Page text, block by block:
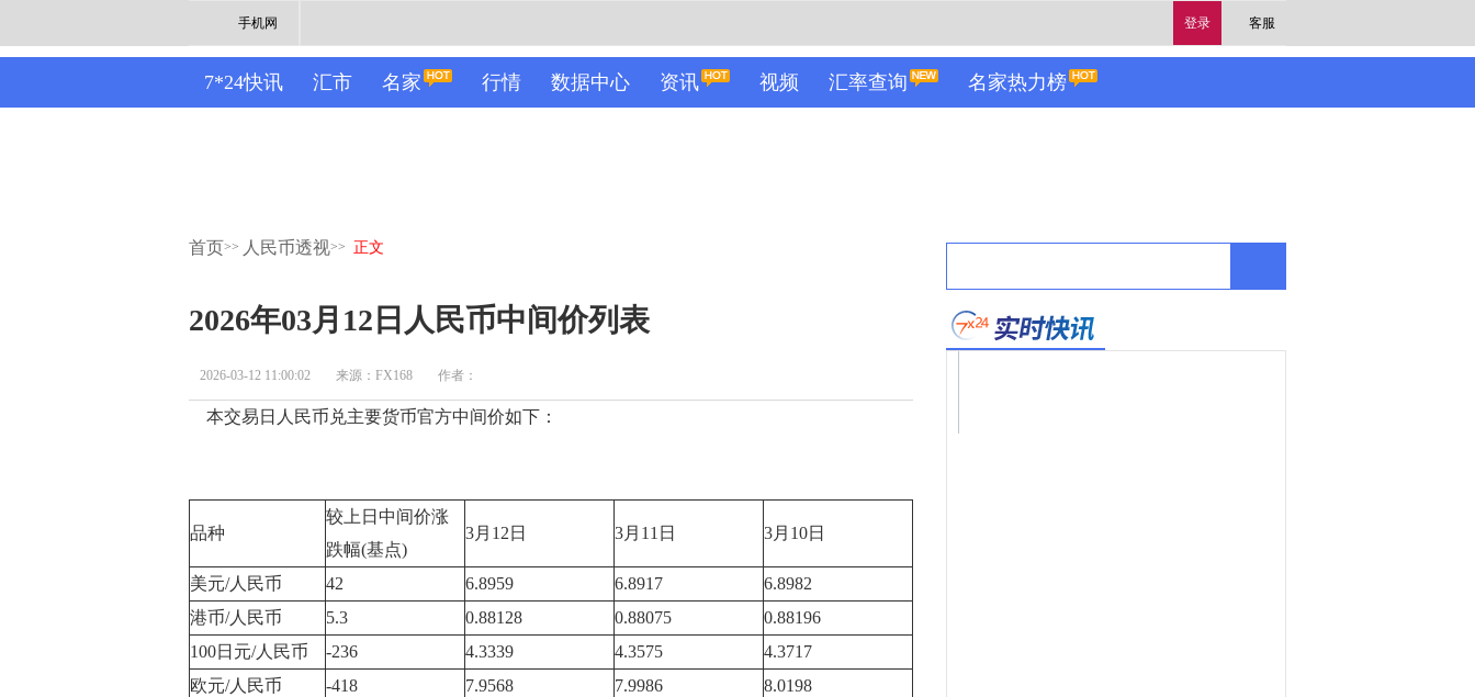
登录 客服
手机网
7*24快讯 汇市 名家 行情 数据中心 资讯 视频 汇率查询 名家热力榜
首页>> 人民币透视>> 正文
2026年03月12日人民币中间价列表
2026-03-12 11:00:02 来源：FX168 作者：
本交易日人民币兑主要货币官方中间价如下：
品种
较上日中间价涨
跌幅(基点)
3月12日 3月11日 3月10日
美元/人民币 42 6.8959 6.8917
6.8982
港币/人民币
5.3 0.88128 0.88075
0.88196
100日元/人民币
-236 4.3339 4.3575
4.3717
欧元/人民币
-418 7.9568 7.9986
8.0198